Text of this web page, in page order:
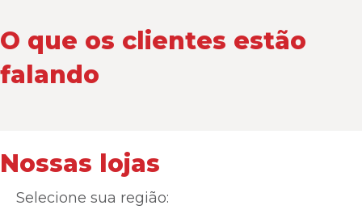
O que os clientes estão
falando
Nossas lojas
Selecione sua região: